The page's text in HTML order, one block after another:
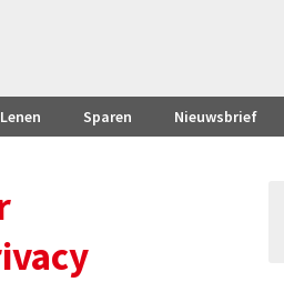
Lenen Sparen Nieuwsbrief